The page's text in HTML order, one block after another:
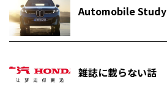
Automobile Study
雑誌に載らない話